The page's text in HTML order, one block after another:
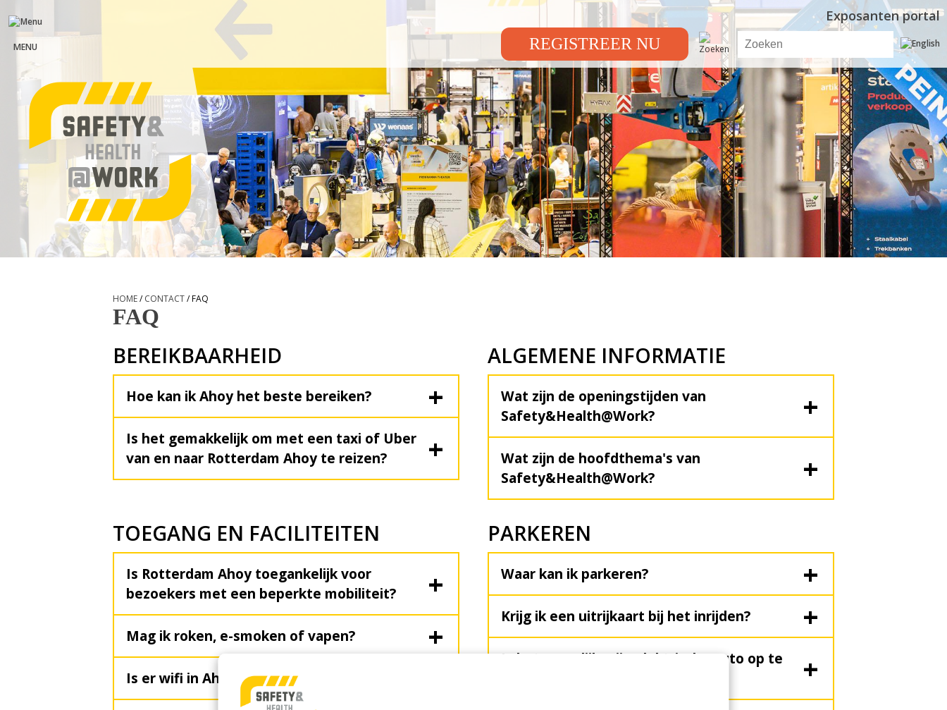
MENU
Exposanten portal
REGISTREER NU
HOME/CONTACT/ FAQ
FAQ
BEREIKBAARHEID
Hoe kan ik Ahoy het beste bereiken?
Is het gemakkelijk om met een taxi of Uber
van en naar Rotterdam Ahoy te reizen?
ALGEMENE INFORMATIE
Wat zijn de openingstijden van
Safety&Health@Work?
Wat zijn de hoofdthema's van
Safety&Health@Work?
TOEGANG EN FACILITEITEN
Is Rotterdam Ahoy toegankelijk voor
bezoekers met een beperkte mobiliteit?
Mag ik roken, e-smoken of vapen?
Is er wifi in Ahoy?
PARKEREN
Waar kan ik parkeren?
Krijg ik een uitrijkaart bij het inrijden?
Is het mogelijk mijn elektrische auto op te